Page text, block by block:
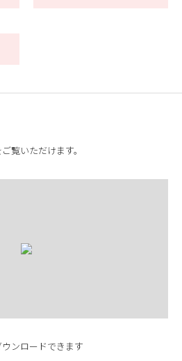
覧いただけます。
ンロードできます